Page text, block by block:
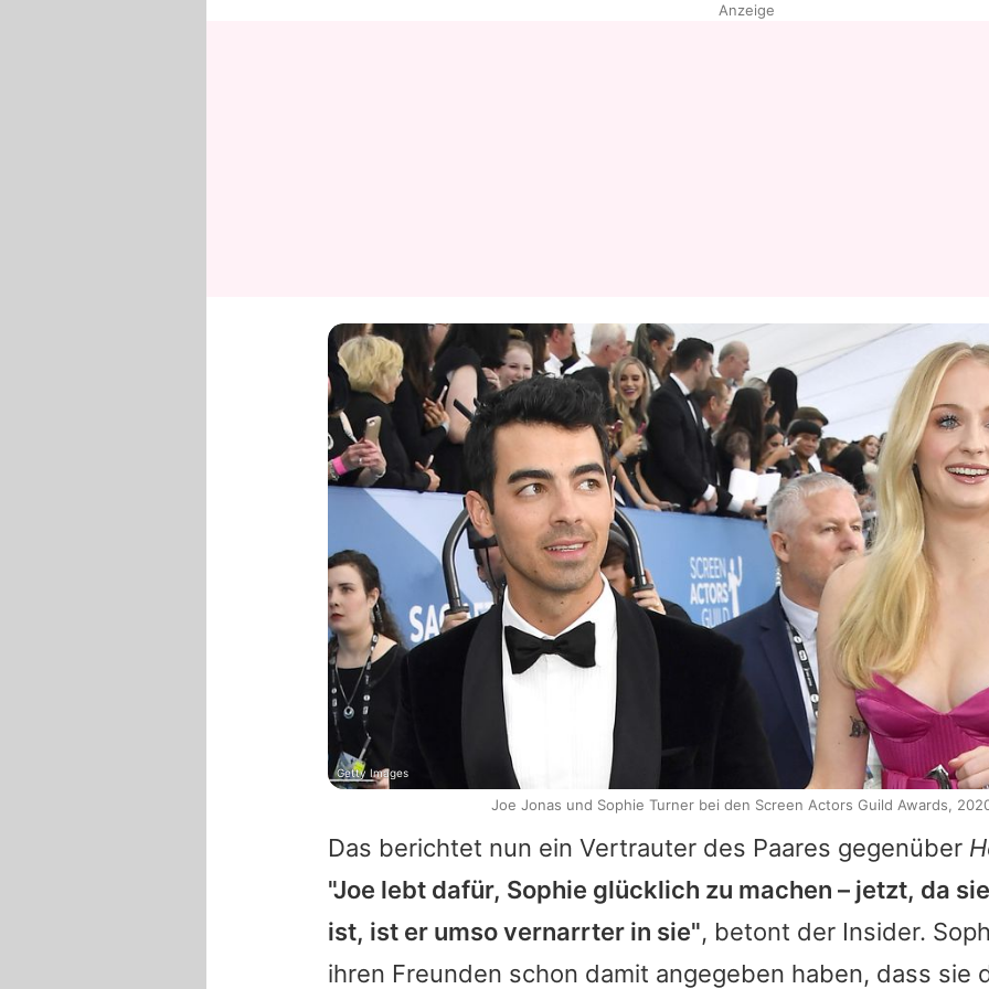
Das berichtet nun ein Vertrauter des Paares gegenüber
"Joe lebt dafür, Sophie glücklich zu machen – jetzt, da
ist, ist er umso vernarrter in sie", betont der Insider.
ihren Freunden schon damit angegeben haben, dass sie
Anzeige
Getty Images
Joe Jonas und Sophie Turner bei den Screen Actors Guild Awards,